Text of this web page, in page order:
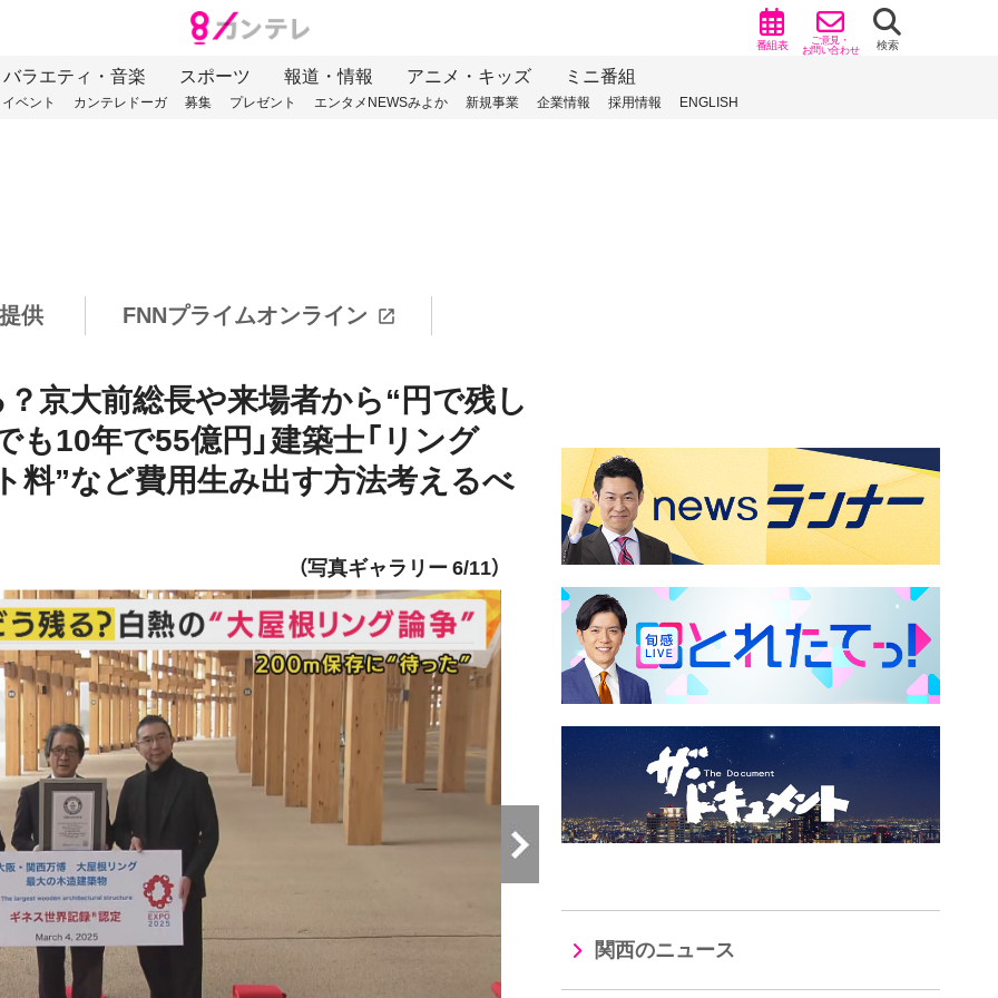
番組表 ご意見・
お問い合わせ 検索
バラエティ・音楽 スポーツ 報道・情報 アニメ・キッズ ミニ番組
イベント カンテレドーガ 募集 プレゼント エンタメNEWSみよか 新規事業 企業情報 採用情報 ENGLISH
供 FNNプライムオンライン
京大前総長や来場者から“円で残し
10年で55億円」建築士「リング
料”など費用生み出す方法考えるべ
（写真ギャラリー 6/11）
関西のニュース